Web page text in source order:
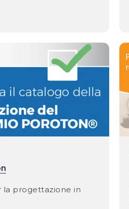
la progettazione in